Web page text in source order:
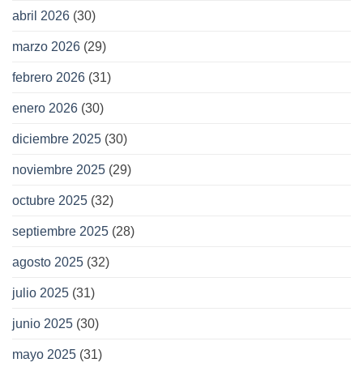
abril 2026 (30)
marzo 2026 (29)
febrero 2026 (31)
enero 2026 (30)
diciembre 2025 (30)
noviembre 2025 (29)
octubre 2025 (32)
septiembre 2025 (28)
agosto 2025 (32)
julio 2025 (31)
junio 2025 (30)
mayo 2025 (31)